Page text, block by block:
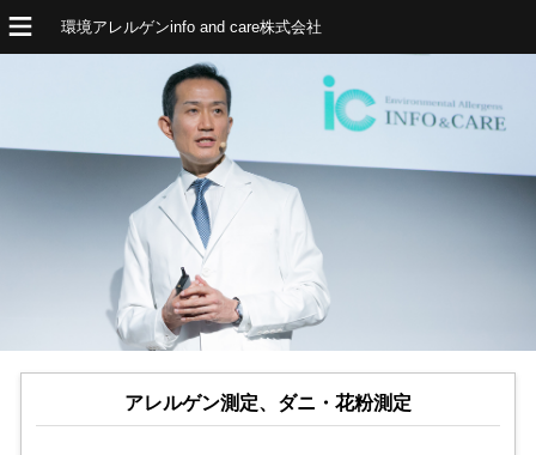
環境アレルゲンinfo and care株式会社
アレルゲン測定、ダニ・花粉測定